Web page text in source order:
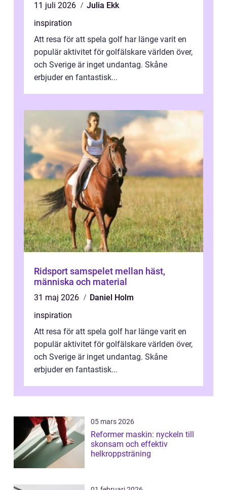
11 juli 2026
Julia Ekk
inspiration
Att resa för att spela golf har länge varit en
populär aktivitet för golfälskare världen över,
och Sverige är inget undantag. Skåne
erbjuder en fantastisk...
Ridsport samspelet mellan häst,
människa och material
31 maj 2026
Daniel Holm
inspiration
Att resa för att spela golf har länge varit en
populär aktivitet för golfälskare världen över,
och Sverige är inget undantag. Skåne
erbjuder en fantastisk...
05 mars 2026
Reformer maskin: nyckeln till
skonsam och effektiv
helkroppsträning